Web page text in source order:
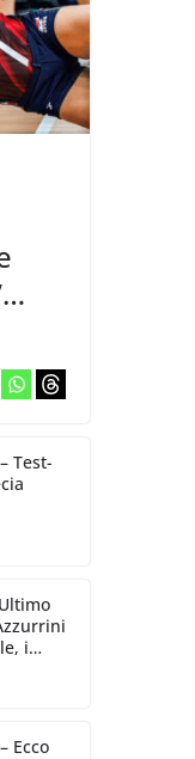
Test-
i
Ecco